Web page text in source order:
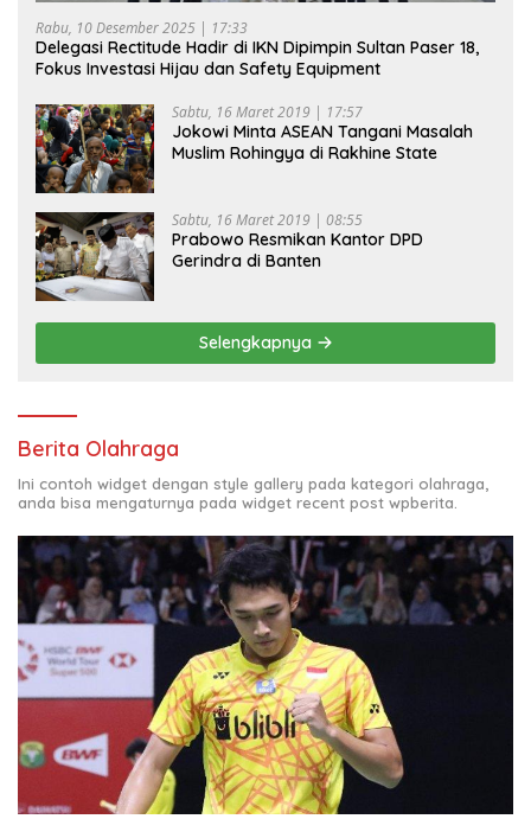
Rabu, 10 Desember 2025 | 17:33
Delegasi Rectitude Hadir di IKN Dipimpin Sultan Paser 18,
Fokus Investasi Hijau dan Safety Equipment
Sabtu, 16 Maret 2019 | 17:57
Jokowi Minta ASEAN Tangani Masalah
Muslim Rohingya di Rakhine State
Sabtu, 16 Maret 2019 | 08:55
Prabowo Resmikan Kantor DPD
Gerindra di Banten
Selengkapnya
Berita Olahraga
Ini contoh widget dengan style gallery pada kategori olahraga,
anda bisa mengaturnya pada widget recent post wpberita.